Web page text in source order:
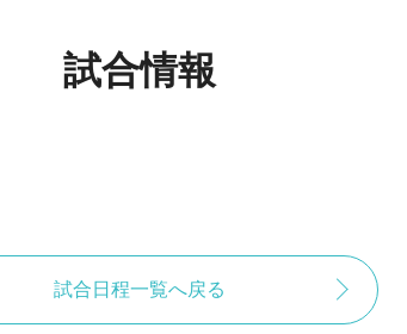
試合情報
試合日程一覧へ戻る